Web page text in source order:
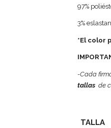
97%
3% eslastan
*El color
-Cada
tallas de
TALLA